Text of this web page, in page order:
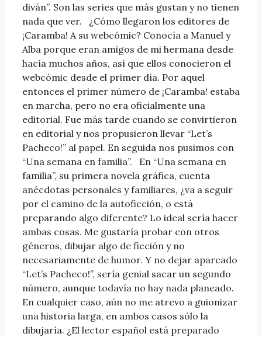
diván”. Son las series que más gustan y no tienen
nada que ver. ¿Cómo llegaron los editores de
¡Caramba! A su webcómic? Conocía a Manuel y
Alba porque eran amigos de mi hermana desde
hacía muchos años, así que ellos conocieron el
webcómic desde el primer día. Por aquel
entonces el primer número de ¡Caramba! estaba
en marcha, pero no era oficialmente una
editorial. Fue más tarde cuando se convirtieron
en editorial y nos propusieron llevar “Let’s
Pacheco!” al papel. En seguida nos pusimos con
“Una semana en familia”. En “Una semana en
familia”, su primera novela gráfica, cuenta
anécdotas personales y familiares, ¿va a seguir
por el camino de la autoficción, o está
preparando algo diferente? Lo ideal sería hacer
ambas cosas. Me gustaría probar con otros
géneros, dibujar algo de ficción y no
necesariamente de humor. Y no dejar aparcado
“Let’s Pacheco!”, sería genial sacar un segundo
número, aunque todavía no hay nada planeado.
En cualquier caso, aún no me atrevo a guionizar
una historia larga, en ambos casos sólo la
dibujaría. ¿El lector español está preparado